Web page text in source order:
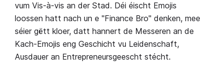
vum Vis-à-vis an der Stad. Déi éischt Emojis
loossen hatt nach un e "Finance Bro" denken, mee
séier gëtt kloer, datt hannert de Messeren an de
Kach-Emojis eng Geschicht vu Leidenschaft,
Ausdauer an Entrepreneursgeescht stécht.